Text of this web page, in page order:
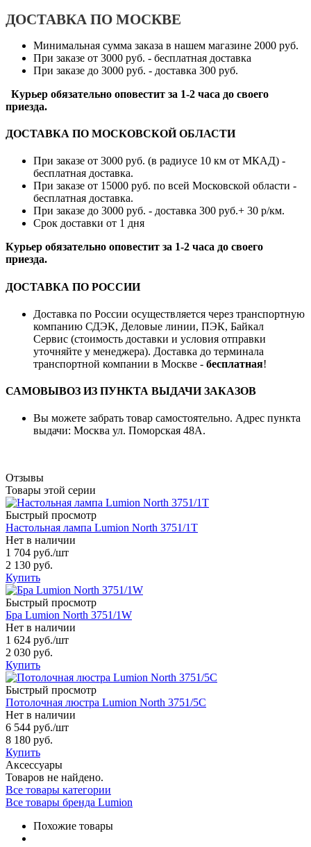
ДОСТАВКА ПО МОСКВЕ
Минимальная сумма заказа в нашем магазине 2000 руб.
При заказе от 3000 руб. - бесплатная доставка
При заказе до 3000 руб. - доставка 300 руб.
Курьер обязательно оповестит за 1-2 часа до своего
приезда.
ДОСТАВКА ПО МОСКОВСКОЙ ОБЛАСТИ
При заказе от 3000 руб. (в радиусе 10 км от МКАД) -
бесплатная доставка.
При заказе от 15000 руб. по всей Московской области -
бесплатная доставка.
При заказе до 3000 руб. - доставка 300 руб.+ 30 р/км.
Срок доставки от 1 дня
Курьер обязательно оповестит за 1-2 часа до своего
приезда.
ДОСТАВКА ПО РОССИИ
Доставка по России осуществляется через транспортную
компанию СДЭК, Деловые линии, ПЭК, Байкал
Сервис (стоимость доставки и условия отправки
уточняйте у менеджера). Доставка до терминала
транспортной компании в Москве - бесплатная!
САМОВЫВОЗ ИЗ ПУНКТА ВЫДАЧИ ЗАКАЗОВ
Вы можете забрать товар самостоятельно. Адрес пункта
выдачи: Москва ул. Поморская 48А.
Отзывы
Товары этой серии
Быстрый просмотр
Настольная лампа Lumion North 3751/1T
Нет в наличии
1 704 руб./шт
2 130 руб.
Купить
Быстрый просмотр
Бра Lumion North 3751/1W
Нет в наличии
1 624 руб./шт
2 030 руб.
Купить
Быстрый просмотр
Потолочная люстра Lumion North 3751/5C
Нет в наличии
6 544 руб./шт
8 180 руб.
Купить
Аксессуары
Товаров не найдено.
Все товары категории
Все товары бренда Lumion
Похожие товары